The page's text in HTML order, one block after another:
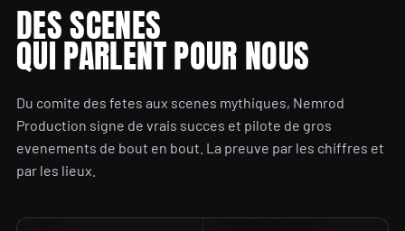
DES SCENES
QUI PARLENT POUR NOUS
Du comite des fetes aux scenes mythiques, Nemrod
Production signe de vrais succes et pilote de gros
evenements de bout en bout. La preuve par les chiffres et
par les lieux.